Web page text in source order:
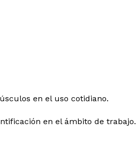
en el uso cotidiano.
en el ámbito de trabajo.